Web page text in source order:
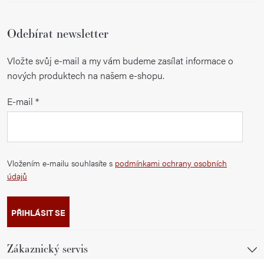
Odebírat newsletter
Vložte svůj e-mail a my vám budeme zasílat informace o
nových produktech na našem e-shopu.
E-mail
Vložením e-mailu souhlasíte s podmínkami ochrany osobních
údajů
PŘIHLÁSIT SE
Zákaznický servis